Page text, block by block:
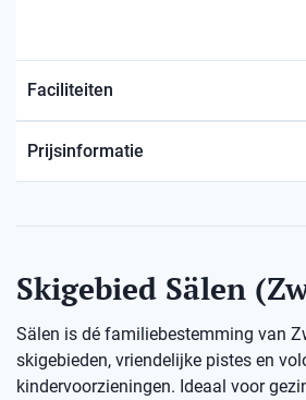
Faciliteiten
Prijsinformatie
Skigebied Sälen
Sälen is dé familiebestemming van
skigebieden, vriendelijke pistes en
kindervoorzieningen. Ideaal voor